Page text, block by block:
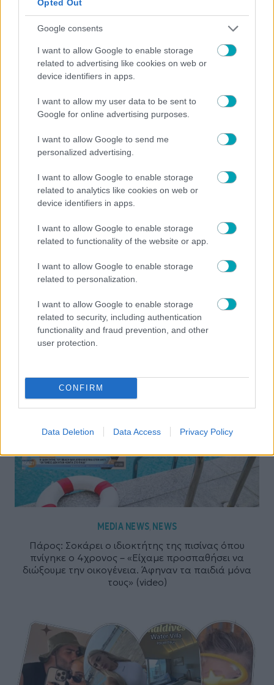
Opted Out
Google consents
I want to allow Google to enable storage
related to advertising like cookies on web or
device identifiers in apps.
I want to allow my user data to be sent to
Google for online advertising purposes.
I want to allow Google to send me
personalized advertising.
I want to allow Google to enable storage
related to analytics like cookies on web or
device identifiers in apps.
I want to allow Google to enable storage
related to functionality of the website or app.
I want to allow Google to enable storage
related to personalization.
I want to allow Google to enable storage
related to security, including authentication
functionality and fraud prevention, and other
user protection.
CONFIRM
Data Deletion Data Access Privacy Policy
NEWS
ασθενή! «Σηκώνεται επάνω, σπρώχνει την
ηλικιωμένη μητέρα μου, με πιάνει από το λαιμό και
με χτυπούσε με μανία” (video)
NEWS
Μάστορας- Καληφώνη: Ο καβγάς και ο ρόλος-
κλειδί της Μελίνας Νικολαΐδη- Όλα όσα έγιναν στην
MEDIA NEWS,NEWS
Πάρος: Σοκάρει ο ιδιοκτήτης της πισίνας όπου
πνίγηκε ο 4χρονος – «Είχαμε προσπαθήσει να
διώξουμε την οικογένεια. Άφηναν τα παιδιά μόνα
τους» (video)